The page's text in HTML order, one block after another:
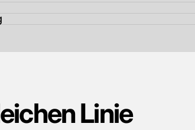
Linie